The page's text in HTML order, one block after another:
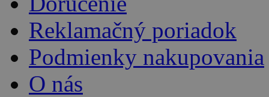
Reklamačný poriadok
Podmienky nakupovania
O nás